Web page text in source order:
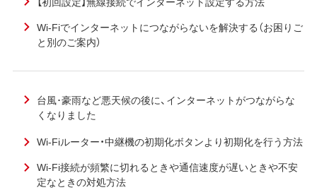
Wi-Fiでインターネットにつながらないを解決する（お困りご
と別のご案内）
台風･豪雨など悪天候の後に、インターネットがつながらな
くなりました
Wi-Fiルーター・中継機の初期化ボタンより初期化を行う方法
Wi-Fi接続が頻繁に切れるときや通信速度が遅いときや不安
定なときの対処方法